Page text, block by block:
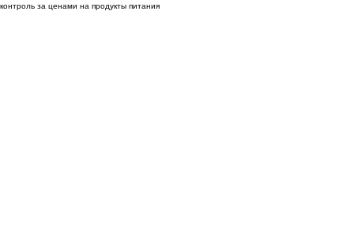
контроль за ценами на продукты питания